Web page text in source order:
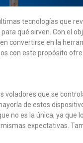
tecnologías que
qué sirven. Con el
convertirse en la
con este propósito
voladores que se
de estos
no es la única, ya
expectativas.